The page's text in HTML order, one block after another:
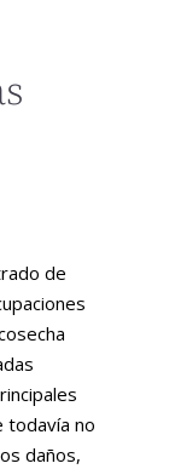
de
todavía no
daños,